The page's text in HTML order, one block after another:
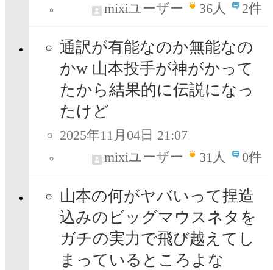
mixiユーザー
36人 2件
通訳が有能なのか無能なの
かw 山本投手が神がかって
たから結果的に伝説になっ
たけど
2025年11月04日 21:07
mixiユーザー
31人 0件
山本の何がヤバいって捏造
込みのビッグマウスネタを
ガチの実力で飛び越えてし
まっているところよな